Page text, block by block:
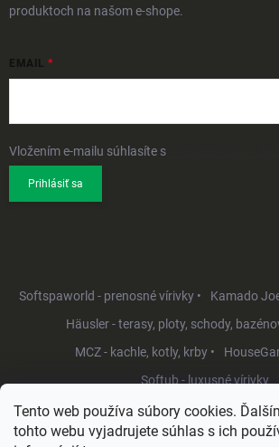
Tento web používa súbory cookies.
tohto webu vyjadrujete súhlas s ich
produktoch na našom e-shope.
EMAIL
Vložením e-mailu súhlasíte s
Prihlásiť sa
Softspaworld - prenosné vírivky •
Kamado
Häusler - terasy, ploty, schody,
MCZ - kachle, kotly, krby •
Softub - luxusné vírivky